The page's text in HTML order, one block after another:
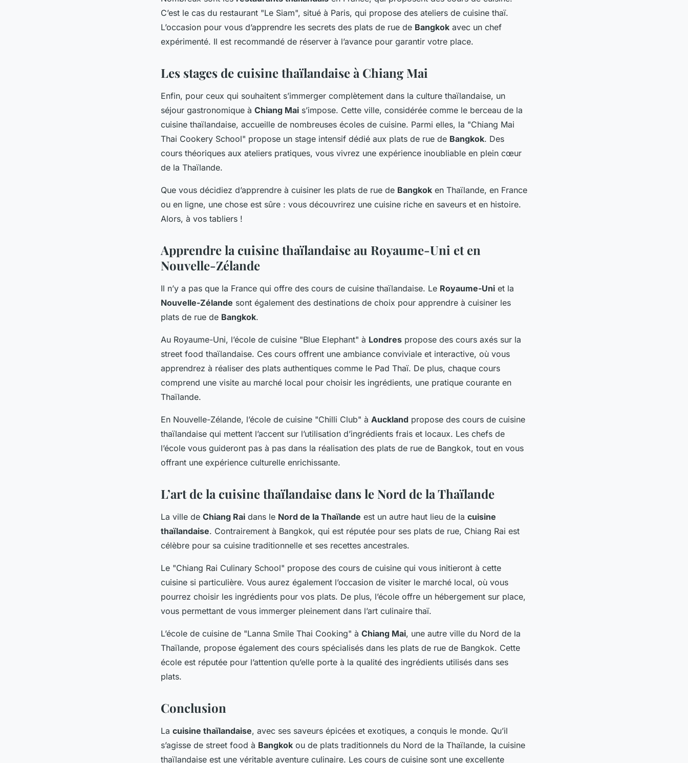
C’est le cas du restaurant "Le Siam", situé à Paris, qui propose des ateliers de cuisine thaï.
L’occasion pour vous d’apprendre les secrets des plats de rue de Bangkok avec un chef
expérimenté. Il est recommandé de réserver à l’avance pour garantir votre place.
Les stages de cuisine thaïlandaise à Chiang Mai
Enfin, pour ceux qui souhaitent s’immerger complètement dans la culture thaïlandaise, un
séjour gastronomique à Chiang Mai s’impose. Cette ville, considérée comme le berceau de la
cuisine thaïlandaise, accueille de nombreuses écoles de cuisine. Parmi elles, la "Chiang Mai
Thai Cookery School" propose un stage intensif dédié aux plats de rue de Bangkok. Des
cours théoriques aux ateliers pratiques, vous vivrez une expérience inoubliable en plein cœur
de la Thaïlande.
Que vous décidiez d’apprendre à cuisiner les plats de rue de Bangkok en Thaïlande, en France
ou en ligne, une chose est sûre : vous découvrirez une cuisine riche en saveurs et en histoire.
Alors, à vos tabliers !
Apprendre la cuisine thaïlandaise au Royaume-Uni et en
Nouvelle-Zélande
Il n’y a pas que la France qui offre des cours de cuisine thaïlandaise. Le Royaume-Uni et la
Nouvelle-Zélande sont également des destinations de choix pour apprendre à cuisiner les
plats de rue de Bangkok.
Au Royaume-Uni, l’école de cuisine "Blue Elephant" à Londres propose des cours axés sur la
street food thaïlandaise. Ces cours offrent une ambiance conviviale et interactive, où vous
apprendrez à réaliser des plats authentiques comme le Pad Thaï. De plus, chaque cours
comprend une visite au marché local pour choisir les ingrédients, une pratique courante en
Thaïlande.
En Nouvelle-Zélande, l’école de cuisine "Chilli Club" à Auckland propose des cours de cuisine
thaïlandaise qui mettent l’accent sur l’utilisation d’ingrédients frais et locaux. Les chefs de
l’école vous guideront pas à pas dans la réalisation des plats de rue de Bangkok, tout en vous
offrant une expérience culturelle enrichissante.
L’art de la cuisine thaïlandaise dans le Nord de la Thaïlande
La ville de Chiang Rai dans le Nord de la Thaïlande est un autre haut lieu de la cuisine
thaïlandaise. Contrairement à Bangkok, qui est réputée pour ses plats de rue, Chiang Rai est
célèbre pour sa cuisine traditionnelle et ses recettes ancestrales.
Le "Chiang Rai Culinary School" propose des cours de cuisine qui vous initieront à cette
cuisine si particulière. Vous aurez également l’occasion de visiter le marché local, où vous
pourrez choisir les ingrédients pour vos plats. De plus, l’école offre un hébergement sur place,
vous permettant de vous immerger pleinement dans l’art culinaire thaï.
L’école de cuisine de "Lanna Smile Thai Cooking" à Chiang Mai, une autre ville du Nord de la
Thaïlande, propose également des cours spécialisés dans les plats de rue de Bangkok. Cette
école est réputée pour l’attention qu’elle porte à la qualité des ingrédients utilisés dans ses
plats.
Conclusion
La cuisine thaïlandaise, avec ses saveurs épicées et exotiques, a conquis le monde. Qu’il
s’agisse de street food à Bangkok ou de plats traditionnels du Nord de la Thaïlande, la cuisine
thaïlandaise est une véritable aventure culinaire. Les cours de cuisine sont une excellente